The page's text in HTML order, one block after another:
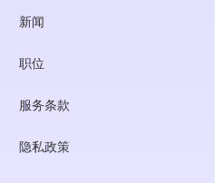
新闻
职位
服务条款
隐私政策